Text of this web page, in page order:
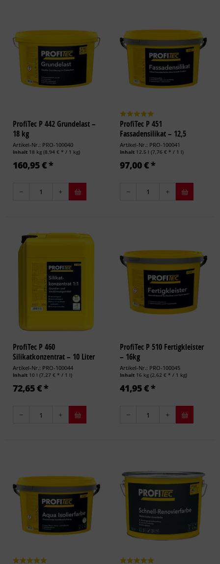
ProfiTec P 442 Grundelast –
18 kg
Artikel-Nr.: PRO-100040
Inhalt 18 kg(8,94 € * / 1 kg)
160,95 € *
ProfiTec P 451
Fassadensilikat – 12,5
Liter...
Artikel-Nr.: PRO-100041
Inhalt 12.5 l(7,76 € * / 1 l)
97,00 € *
ProfiTec P 460
Silikatkonzentrat – 10 Liter
Artikel-Nr.: PRO-100044
Inhalt 10 l(7,27 € * / 1 l)
72,65 € *
ProfiTec P 510 Fertigkleister
– 16kg
Artikel-Nr.: PRO-100045
Inhalt 16 kg(2,62 € * / 1 kg)
41,95 € *